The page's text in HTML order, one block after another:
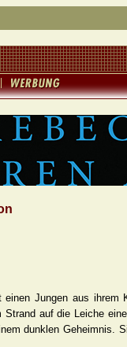
Jungen aus
auf die Leiche
dunklen Geheimnis.